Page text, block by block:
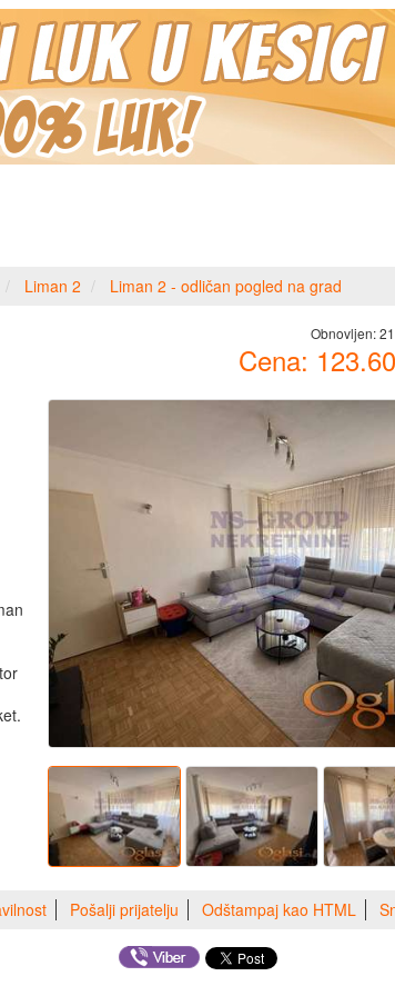
Liman 2 Liman 2 - odličan pogled na grad
Obnovljen:
Cena:
Pošalji prijatelju Odštampaj kao HTML